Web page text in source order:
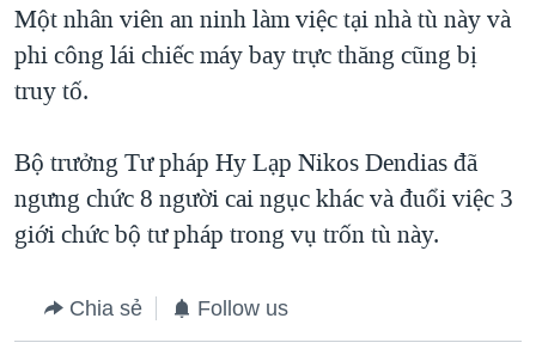
Một nhân viên an ninh làm việc tại nhà tù này và
phi công lái chiếc máy bay trực thăng cũng bị
truy tố.
Bộ trưởng Tư pháp Hy Lạp Nikos Dendias đã
ngưng chức 8 người cai ngục khác và đuổi việc 3
giới chức bộ tư pháp trong vụ trốn tù này.
Chia sẻ Follow us